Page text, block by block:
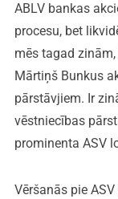
ABLV bankas
procesu, bet
mēs tagad
Mārtiņš Bunkus
pārstāvjiem. Ir
vēstniecības
prominenta ASV
Vēršanās pie